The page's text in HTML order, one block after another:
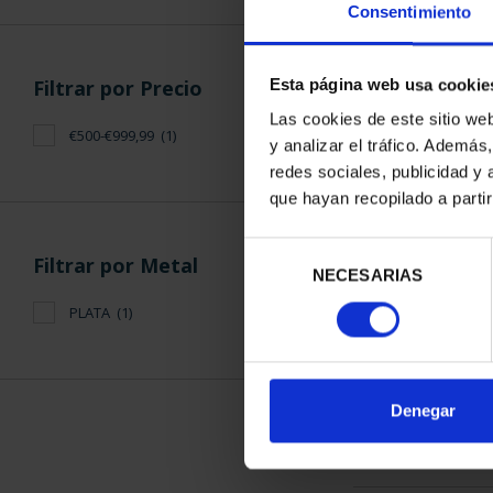
Consentimiento
Esta página web usa
Las cookies de este sitio
y analizar el tráfico.
redes sociales, publicidad y
que hayan recopilado a
consentimiento
NECESARIAS
Denegar
Filtrar por Precio
€500-€999,99 (1)
Filtrar por Metal
PLATA (1)
PICASSO
"MUJER
ORDENAR POR: